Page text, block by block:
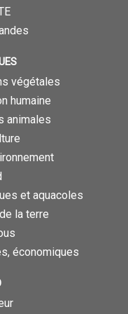
végétales
humaine
animales
et aquacoles
la terre
économiques